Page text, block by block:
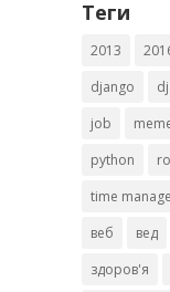
Теги
2013
django
job
python
time
веб
вед
здоров'я